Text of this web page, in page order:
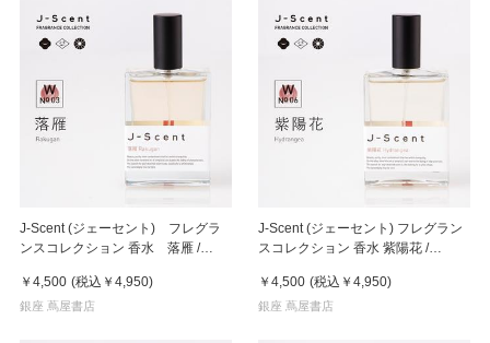
J-Scent (ジェーセント) フレグラ
ンスコレクション 香水 落雁 /
￥4,500 (税込 ￥4,950)
銀座 蔦屋書店
J-Scent (ジェーセント) フレグラン
スコレクション 香水 紫陽花 /
￥4,500 (税込 ￥4,950)
銀座 蔦屋書店